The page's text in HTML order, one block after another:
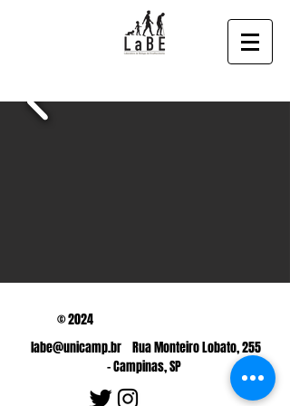
© 2024
labe@unicamp.br Rua Monteiro Lobato, 255
- Campinas, SP